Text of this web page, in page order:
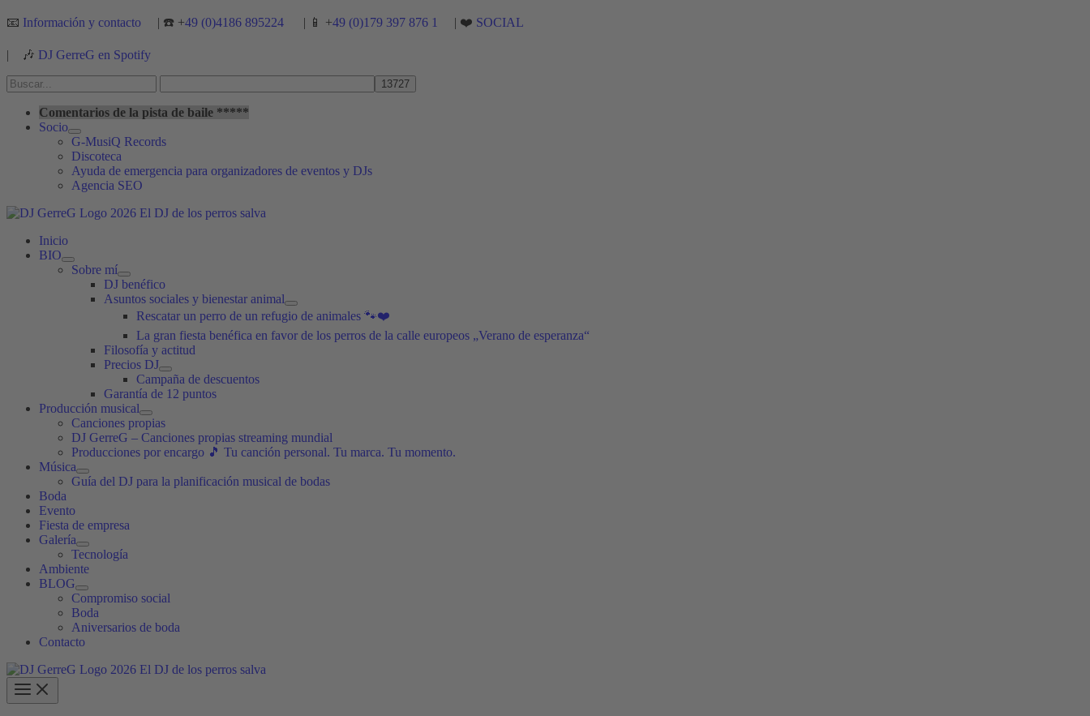
Ir
contenido
📧 Información y contacto | ☎️ +49 (0)4186 895224 | 📱 +49 (0)179 397 876 1 | ❤️ SOCIAL
| 🎶 DJ GerreG en Spotify
Buscar
por:
Comentarios de la pista de baile *****
Socio
G-MusiQ Records
Discoteca
Ayuda de emergencia para organizadores de eventos y DJs
Agencia SEO
Inicio
BIO
Sobre mí
DJ benéfico
Asuntos sociales y bienestar animal
Rescatar un perro de un refugio de animales 🐾❤️
La gran fiesta benéfica en favor de los perros de la calle europeos „Verano de esperanza“
Filosofía y actitud
Precios DJ
Campaña de descuentos
Garantía de 12 puntos
Producción musical
Canciones propias
DJ GerreG – Canciones propias streaming mundial
Producciones por encargo 🎵 Tu canción personal. Tu marca. Tu momento.
Música
Guía del DJ para la planificación musical de bodas
Boda
Evento
Fiesta de empresa
Galería
Tecnología
Ambiente
BLOG
Compromiso social
Boda
Aniversarios de boda
Contacto